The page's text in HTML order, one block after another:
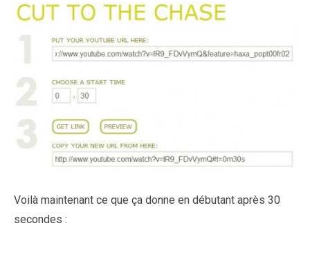
Voilà maintenant ce que ça donne en débutant après 30
secondes :